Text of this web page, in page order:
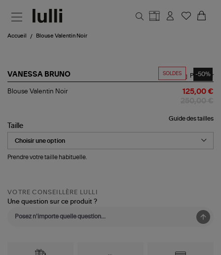
Accueil Blouse Valentin Noir
SOLDES -50%
VANESSA BRUNO
Blouse
Partager
Blouse Valentin Noir 125,00 €
Guide des tailles
Taille
Prendre votre taille habituelle.
VOTRE CONSEILLÈRE LULLI
Une question sur ce produit ?